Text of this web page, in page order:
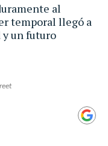
al
temporal llegó a
y un futuro